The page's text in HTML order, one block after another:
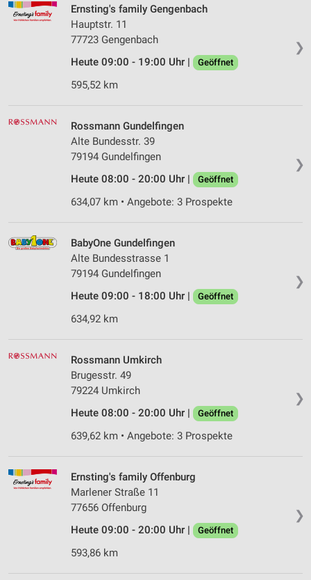
❯
Ernsting's family Gengenbach
Hauptstr. 11
77723 Gengenbach
Heute 09:00 - 19:00 Uhr |
Geöffnet
595,52 km
❯
Rossmann Gundelfingen
Alte Bundesstr. 39
79194 Gundelfingen
Heute 08:00 - 20:00 Uhr |
Geöffnet
634,07 km • Angebote: 3 Prospekte
❯
BabyOne Gundelfingen
Alte Bundesstrasse 1
79194 Gundelfingen
Heute 09:00 - 18:00 Uhr |
Geöffnet
634,92 km
❯
Rossmann Umkirch
Brugesstr. 49
79224 Umkirch
Heute 08:00 - 20:00 Uhr |
Geöffnet
639,62 km • Angebote: 3 Prospekte
❯
Ernsting's family Offenburg
Marlener Straße 11
77656 Offenburg
Heute 09:00 - 20:00 Uhr |
Geöffnet
593,86 km